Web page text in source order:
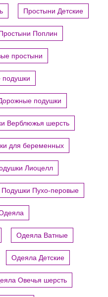
Простыни Детские
Поплин
простыни
подушки
подушки
Верблюжья шерсть
для беременных
Лиоцелл
Подушки Пухо-перовые
Одеяла Ватные
Одеяла Детские
Овечья шерсть